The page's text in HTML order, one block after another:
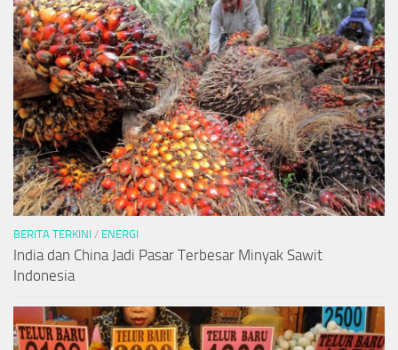
BERITA TERKINI / ENERGI
India dan China Jadi Pasar Terbesar Minyak Sawit
Indonesia